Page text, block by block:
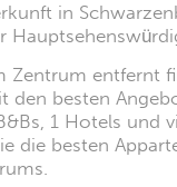
in
Zentrum entfernt
den besten
1 Hotels und
die besten